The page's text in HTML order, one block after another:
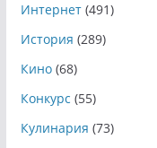
Интернет(491)
История (289)
Кино(68)
Конкурс (55)
Кулинария (73)